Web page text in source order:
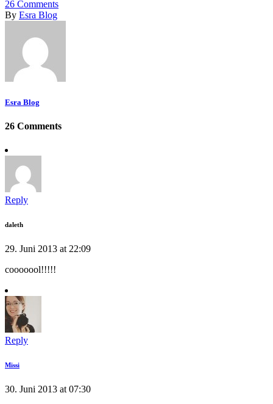
26 Comments
By Esra Blog
Esra Blog
26 Comments
Reply
daleth
29. Juni 2013 at 22:09
cooooool!!!!!
Reply
Missi
30. Juni 2013 at 07:30